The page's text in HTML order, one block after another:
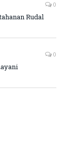
0
Rudal
0